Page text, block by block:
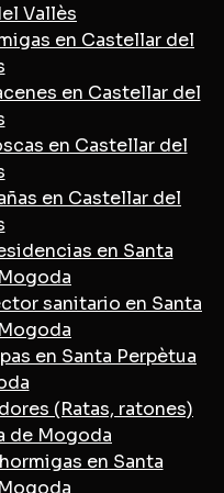
Vallès
en Castellar del
en Castellar del
en Castellar del
en Castellar del
en Santa
sanitario en Santa
en Santa Perpètua
(Ratas, ratones)
de Mogoda
en Santa